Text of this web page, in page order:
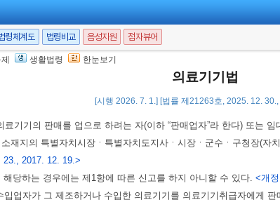
령체계도 법령비교 음성지원 점자뷰어
생활법령 한눈보기
의료기기법
[시행 2026. 7. 1.] [법률 제21263호, 2025. 12.
지사ㆍ시장ㆍ군수ㆍ구청장이 제5항에서 정한 기간 내에 신고수
처리 관련 법령에 따라 처리기간이 연장 또는 재연장된 경우에
2. 18.>
기기의 판매를 업으로 하려는 자(이하 “판매업자”라 한다) 또는
재지의 특별자치시장ㆍ특별자치도지사ㆍ시장ㆍ군수ㆍ구청장(
23., 2017. 12. 19.>
당하는 경우에는 제1항에 따른 신고를 하지 아니할 수 있다. <개
입업자가 그 제조하거나 수입한 의료기기를 의료기기취급자에게 판